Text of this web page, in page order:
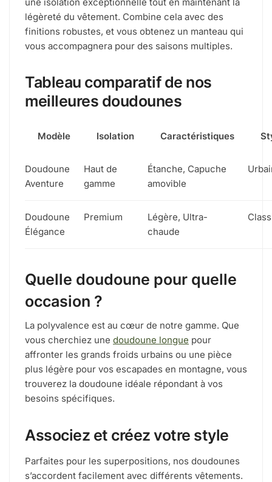
légèreté du vêtement. Combine cela avec des
finitions robustes, et vous obtenez un manteau qui
vous accompagnera pour des saisons multiples.
Tableau comparatif de nos
meilleures doudounes
Modèle Isolation Caractéristiques
Doudoune
Aventure
Haut de
gamme
Étanche, Capuche
amovible
Doudoune
Élégance
Premium
Légère, Ultra-
chaude
Quelle doudoune pour quelle
occasion ?
La polyvalence est au cœur de notre gamme. Que
vous cherchiez une doudoune longue pour
affronter les grands froids urbains ou une pièce
plus légère pour vos escapades en montagne, vous
trouverez la doudoune idéale répondant à vos
besoins spécifiques.
Associez et créez votre style
Parfaites pour les superpositions, nos doudounes
s’accordent facilement avec différents vêtements.